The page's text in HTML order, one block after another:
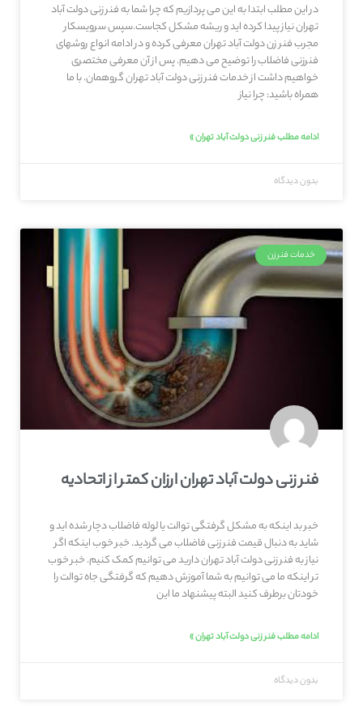
در این مطلب ابتدا به این می پردازیم که چرا شما به فنر زنی دولت آباد
تهران نیاز پیدا کرده اید و ریشه مشکل کجاست.سپس سرویسکار
مجرب فنر زن دولت آباد تهران معرفی کرده و در ادامه انواع روشهای
فنرزنی فاضلاب را توضیح می دهیم. پس از آن معرفی مختصری
خواهیم داشت از خدمات فنر زنی دولت آباد تهران گروهمان. با ما
همراه باشید: چرا نیاز
ادامه مطلب فنر زنی دولت آباد تهران »
بدون دیدگاه
خدمات فنرزن
فنر زنی دولت آباد تهران ارزان کمتر از اتحادیه
خبر بد اینکه به مشکل گرفتگی توالت یا لوله فاضلاب دچار شده اید و
شاید به دنبال قیمت فنر زنی فاضلاب می گردید. خبر خوب اینکه اگر
نیاز به فنر زنی دولت آباد تهران دارید می توانیم کمک کنیم. خبر خوب
تر اینکه ما می توانیم به شما آموزش دهیم که گرفتگی جاه توالت را
خودتان برطرف کنید البته پیشنهاد ما این
ادامه مطلب فنر زنی دولت آباد تهران »
بدون دیدگاه